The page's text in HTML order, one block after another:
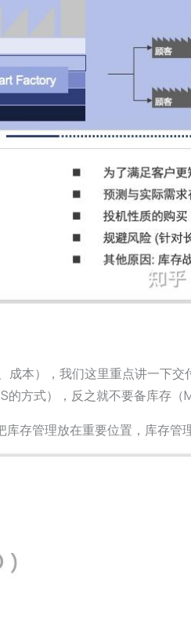
本），我们这里重点讲一下
方式），反之就不要备库存（
存管理放在重要位置，库存管